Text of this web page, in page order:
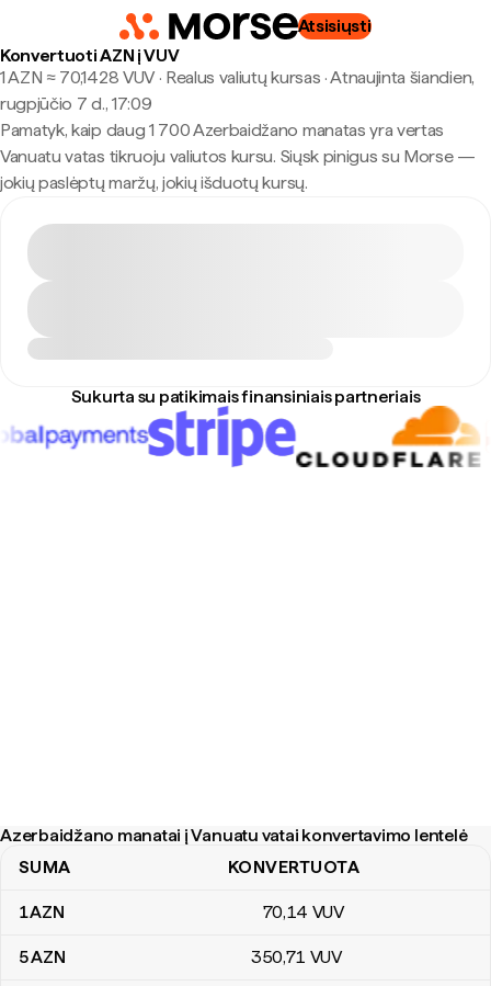
Atsisiųsti
Konvertuoti AZN į VUV
1 AZN ≈ 70,1428 VUV · Realus valiutų kursas ·Atnaujinta šiandien,
rugpjūčio 7 d., 17:09
Pamatyk, kaip daug 1 700 Azerbaidžano manatas yra vertas
Vanuatu vatas tikruoju valiutos kursu. Siųsk pinigus su Morse —
jokių paslėptų maržų, jokių išduotų kursų.
Sukurta su patikimais finansiniais partneriais
Azerbaidžano manatai į Vanuatu vatai konvertavimo lentelė
Azerbaidžano manatai į Vanuatu vatai konvertavimo lentelė
SUMA KONVERTUOTA
1AZN 70,14 VUV
5AZN 350,71 VUV